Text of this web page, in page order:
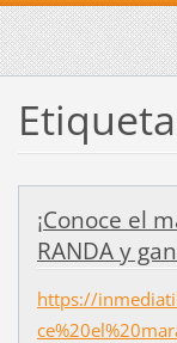
¡Conoce el
RANDA y
https://